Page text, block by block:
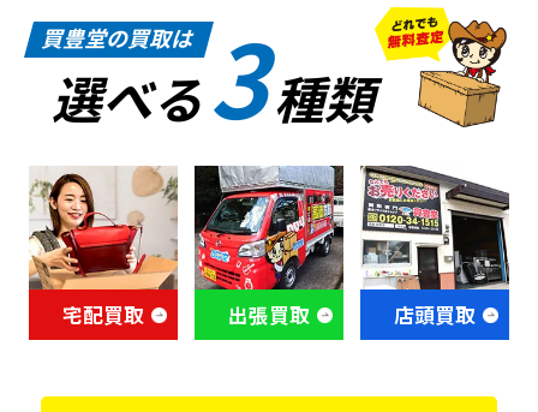
買豊堂の買取は
選べる3種類
宅配買取 出張買取 店頭買取